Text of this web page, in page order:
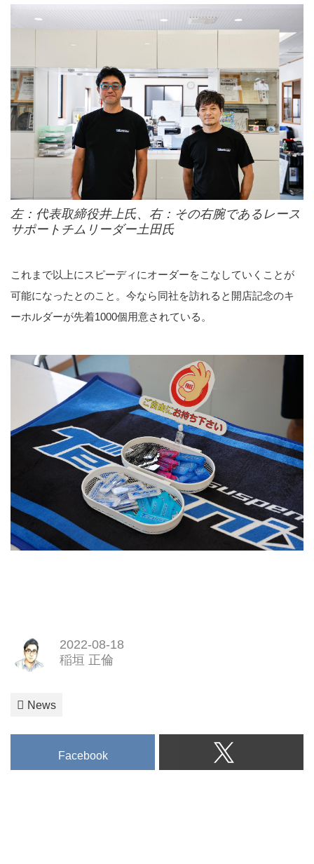
左：代表取締役井上氏、右：その右腕であるレース
サポートチムリーダー土田氏
これまで以上にスピーディにオーダーをこなしていくことが
可能になったとのこと。今なら同社を訪れると開店記念のキ
ーホルダーが先着1000個用意されている。
2022-08-18
稲垣 正倫
News
Facebook